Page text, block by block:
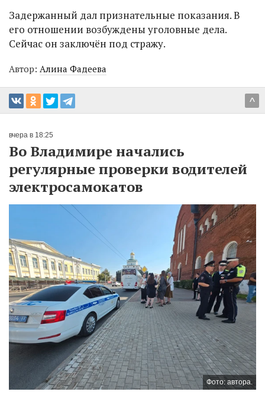
Задержанный дал признательные показания. В
его отношении возбуждены уголовные дела.
Сейчас он заключён под стражу.
Автор: Алина Фадеева
^
вчера в 18:25
Во Владимире начались
регулярные проверки водителей
электросамокатов
Фото: автора.